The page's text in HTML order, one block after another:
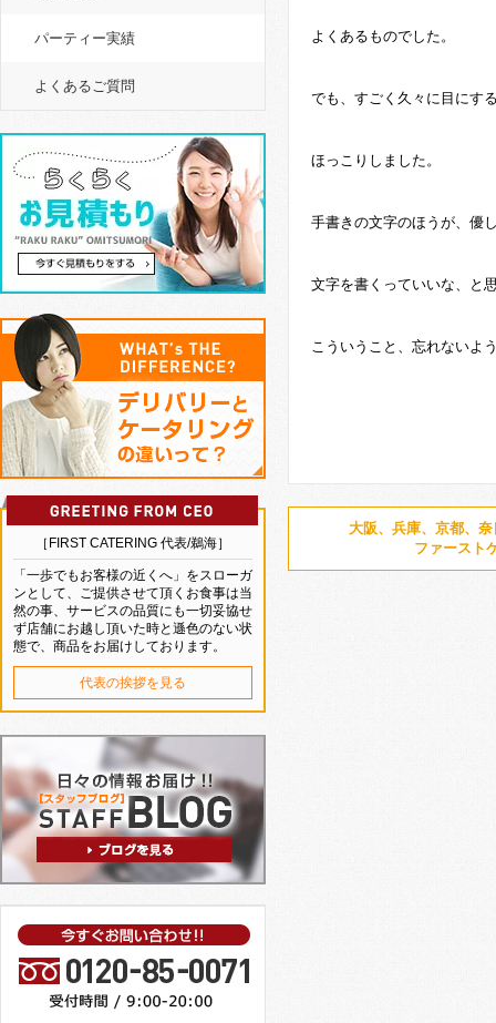
よくあるものでした。
でも、すごく久々に目にす
ほっこりしました。
手書きの文字のほうが、優
文字を書くっていいな、と
こういうこと、忘れないよ
大阪、兵庫、京都、
ファースト
パーティー実績
よくあるご質問
［FIRST CATERING 代表/鵜海］
「一歩でもお客様の近くへ」をスローガ
ンとして、ご提供させて頂くお食事は当
然の事、サービスの品質にも一切妥協せ
ず店舗にお越し頂いた時と遜色のない状
態で、商品をお届けしております。
代表の挨拶を見る